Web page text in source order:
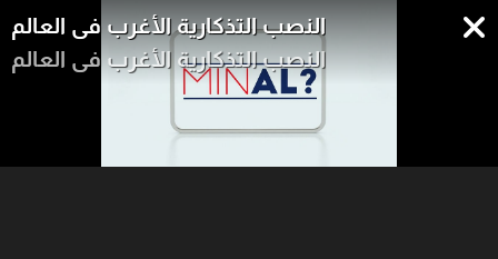
النصب التذكارية الأغرب في العالم
النصب التذكارية الأغرب في العالم